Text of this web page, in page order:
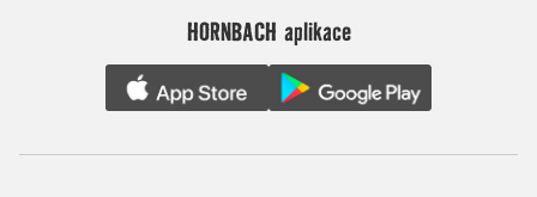
HORNBACH aplikace